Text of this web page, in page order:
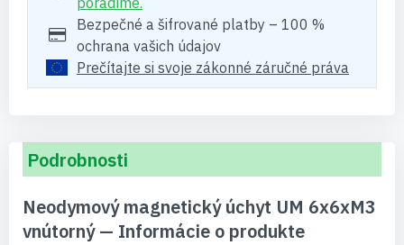
Bezpečné a šifrované platby – 100 %
ochrana vašich údajov
Prečítajte si svoje zákonné záručné práva
Podrobnosti
Neodymový magnetický úchyt UM 6x6xM3
vnútorný — Informácie o produkte